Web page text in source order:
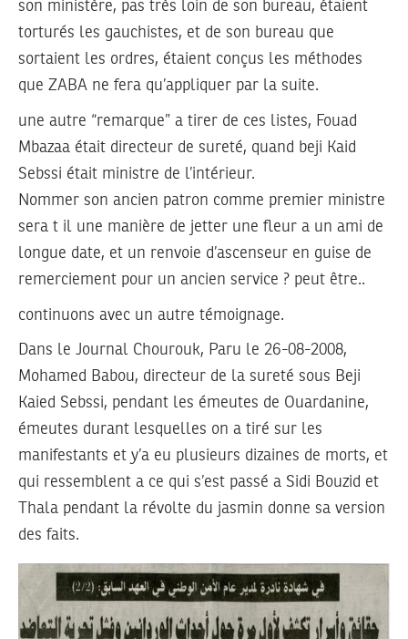
son ministère, pas très loin de son bureau, étaient
torturés les gauchistes, et de son bureau que
sortaient les ordres, étaient conçus les méthodes
que ZABA ne fera qu’appliquer par la suite.
une autre “remarque” a tirer de ces listes, Fouad
Mbazaa était directeur de sureté, quand beji Kaid
Sebssi était ministre de l’intérieur.
Nommer son ancien patron comme premier ministre
sera t il une manière de jetter une fleur a un ami de
longue date, et un renvoie d’ascenseur en guise de
remerciement pour un ancien service ? peut être..
continuons avec un autre témoignage.
Dans le Journal Chourouk, Paru le 26-08-2008,
Mohamed Babou, directeur de la sureté sous Beji
Kaied Sebssi, pendant les émeutes de Ouardanine,
émeutes durant lesquelles on a tiré sur les
manifestants et y’a eu plusieurs dizaines de morts, et
qui ressemblent a ce qui s’est passé a Sidi Bouzid et
Thala pendant la révolte du jasmin donne sa version
des faits.